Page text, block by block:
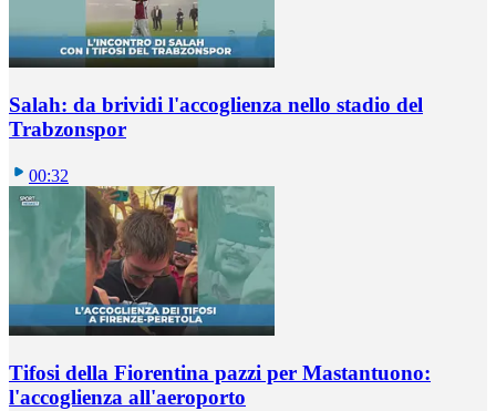
Salah: da brividi l'accoglienza nello stadio del
Trabzonspor
00:32
Tifosi della Fiorentina pazzi per Mastantuono:
l'accoglienza all'aeroporto